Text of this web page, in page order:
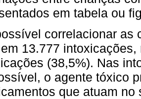
em tabela ou
correlacionar as
13.777
(38,5%). Nas
o agente tóxico
que atuam